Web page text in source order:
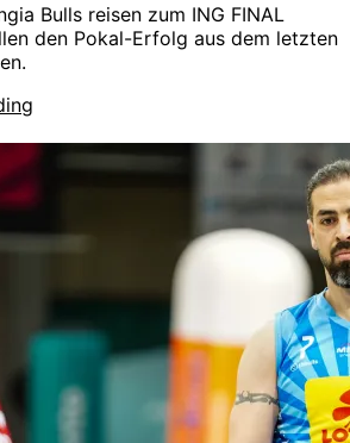
Bulls reisen zum ING FINAL
den Pokal-Erfolg aus dem letzten